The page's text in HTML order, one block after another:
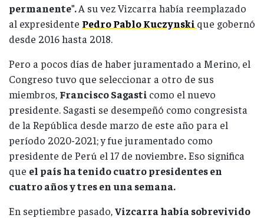
permanente".A su vez Vizcarra había reemplazado
al expresidente Pedro Pablo Kuczynski que gobernó
desde 2016 hasta 2018.
Pero a pocos días de haber juramentado a Merino, el
Congreso tuvo que seleccionar a otro de sus
miembros, Francisco Sagasti como el nuevo
presidente. Sagasti se desempeñó como congresista
de la República desde marzo de este año para el
período 2020-2021; y fue juramentado como
presidente de Perú el 17 de noviembre.Eso significa
que el país ha tenido cuatro presidentes en
cuatro años y tres en una semana.
En septiembre pasado,Vizcarra había sobrevivido